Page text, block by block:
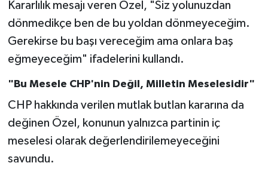
Kararlılık mesajı veren Özel, "Siz yolunuzdan
dönmedikçe ben de bu yoldan dönmeyeceğim.
Gerekirse bu başı vereceğim ama onlara baş
eğmeyeceğim" ifadelerini kullandı.
"Bu Mesele CHP'nin Değil, Milletin Meselesidir"
CHP hakkında verilen mutlak butlan kararına da
değinen Özel, konunun yalnızca partinin iç
meselesi olarak değerlendirilemeyeceğini
savundu.